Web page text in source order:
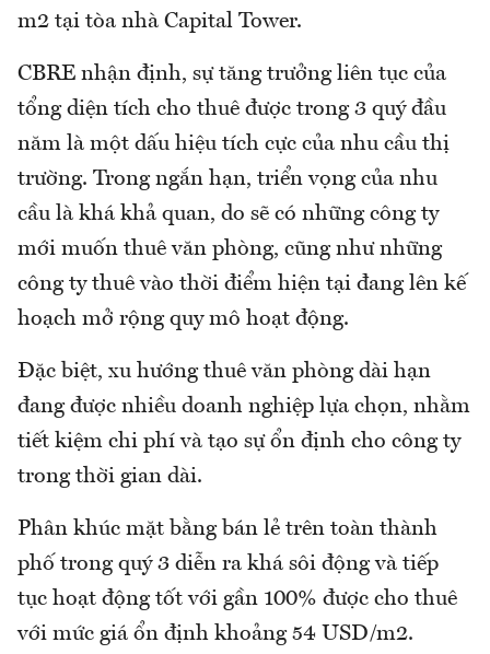
m2 tại tòa nhà Capital Tower.
CBRE nhận định, sự tăng trưởng liên tục của
tổng diện tích cho thuê được trong 3 quý đầu
năm là một dấu hiệu tích cực của nhu cầu thị
trường. Trong ngắn hạn, triển vọng của nhu
cầu là khá khả quan, do sẽ có những công ty
mới muốn thuê văn phòng, cũng như những
công ty thuê vào thời điểm hiện tại đang lên kế
hoạch mở rộng quy mô hoạt động.
Đặc biệt, xu hướng thuê văn phòng dài hạn
đang được nhiều doanh nghiệp lựa chọn, nhằm
tiết kiệm chi phí và tạo sự ổn định cho công ty
trong thời gian dài.
Phân khúc mặt bằng bán lẻ trên toàn thành
phố trong quý 3 diễn ra khá sôi động và tiếp
tục hoạt động tốt với gần 100% được cho thuê
với mức giá ổn định khoảng 54 USD/m2.